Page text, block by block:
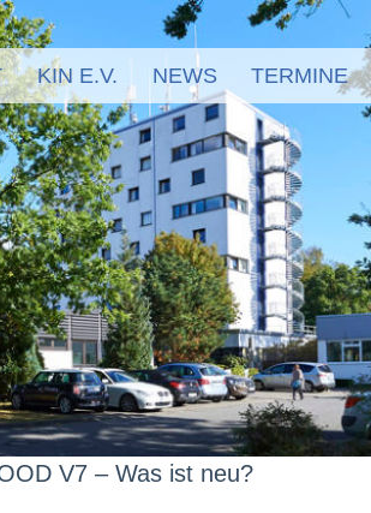
KIN E.V. NEWS TERMINE
V7 – Was ist neu?